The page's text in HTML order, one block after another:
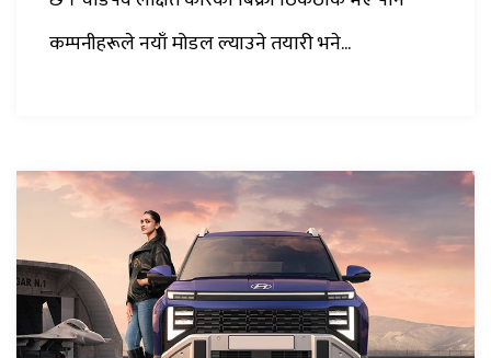
कम्पनीहरूले नयाँ मोडल ल्याउने तयारी भने...